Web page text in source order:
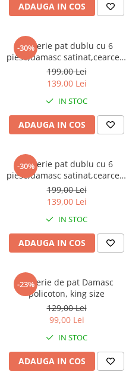
ADAUGA IN COS
-30%
Lenjerie pat dublu cu 6
piese,damasc satinat,cearceaf
cu elastic,dungi 1cm,turcoaz-
A1402
199,00 Lei
139,00 Lei
IN STOC
ADAUGA IN COS
-30%
Lenjerie pat dublu cu 6
piese,damasc satinat,cearceaf
cu elastic,dungi late,crem-
A1404
199,00 Lei
139,00 Lei
IN STOC
ADAUGA IN COS
-23%
Lenjerie de pat Damasc
policoton, king size
129,00 Lei
99,00 Lei
IN STOC
ADAUGA IN COS